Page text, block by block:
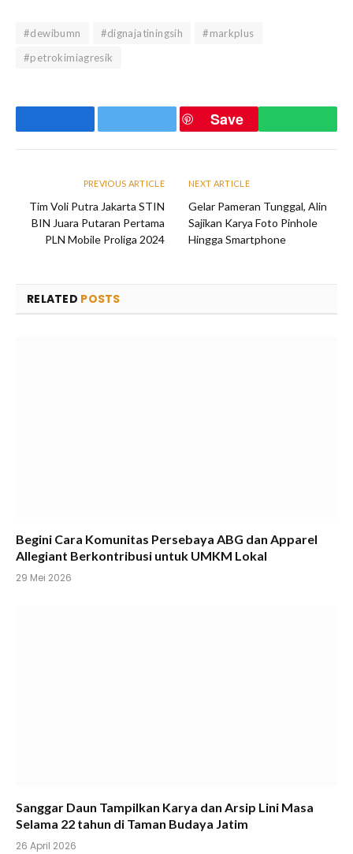
#dewibumn #dignajatiningsih
#markplus
#petrokimiagresik
Facebook Twitter
Save
PREVIOUS ARTICLE
Tim Voli Putra Jakarta STIN
BIN Juara Putaran Pertama
PLN Mobile Proliga 2024
NEXT ARTICLE
Gelar Pameran Tunggal, Alin
Sajikan Karya Foto Pinhole
Hingga Smartphone
RELATED POSTS
Begini Cara Komunitas Persebaya ABG dan Apparel
Allegiant Berkontribusi untuk UMKM Lokal
29 Mei 2026
Sanggar Daun Tampilkan Karya dan Arsip Lini Masa
Selama 22 tahun di Taman Budaya Jatim
26 April 2026